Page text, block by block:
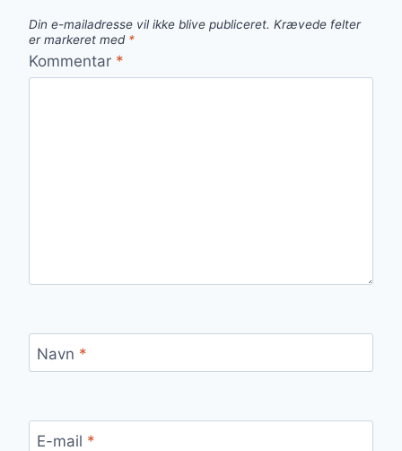
Din e-mailadresse vil ikke blive publiceret. Krævede felter
er markeret med *
Kommentar *
Navn *
E-mail *